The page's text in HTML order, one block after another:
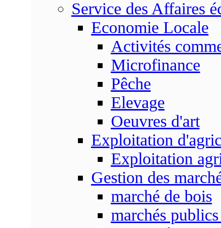
Service des Affaires
Economie Locale
Activités
Microfinance
Pêche
Elevage
Oeuvres d'art
Exploitation
Exploitation
Gestion des
marché de bois
marchés